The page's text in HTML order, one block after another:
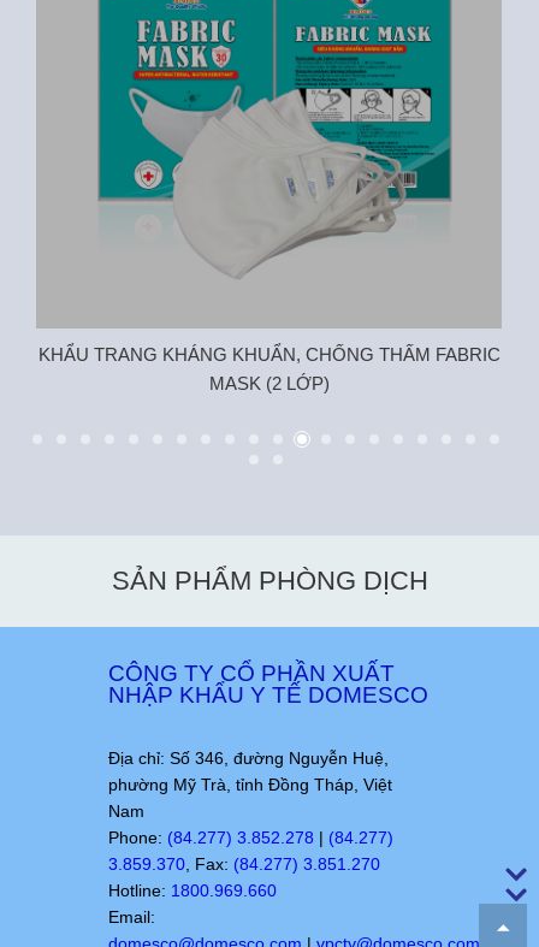
KHẨU TRANG KHÁNG KHUẨN, CHỐNG THẤM FABRIC
MASK (2 LỚP)
SẢN PHẨM PHÒNG DỊCH
CÔNG TY CỔ PHẦN XUẤT
NHẬP KHẨU Y TẾ DOMESCO
Địa chỉ: Số 346, đường Nguyễn Huệ,
phường Mỹ Trà, tỉnh Đồng Tháp, Việt
Nam
Phone: (84.277) 3.852.278 | (84.277)
3.859.370, Fax: (84.277) 3.851.270
Hotline: 1800.969.660
Email: